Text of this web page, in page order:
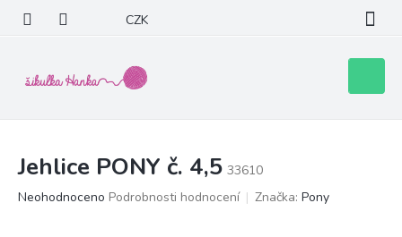
obsah
CZK
košík
Jehlice PONY č. 4,5 33610
Průměrné
Neohodnoceno Podrobnosti hodnocení Značka: Pony